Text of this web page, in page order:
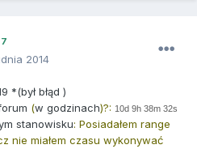
2014
*(był błąd )
(w godzinach)?: 10d 9h 38m 32s
stanowisku: Posiadałem range
nie miałem czasu wykonywać